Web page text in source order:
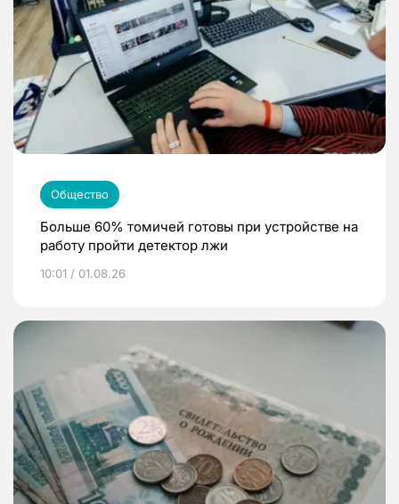
Общество
Больше 60% томичей готовы при устройстве на
работу пройти детектор лжи
10:01 / 01.08.26